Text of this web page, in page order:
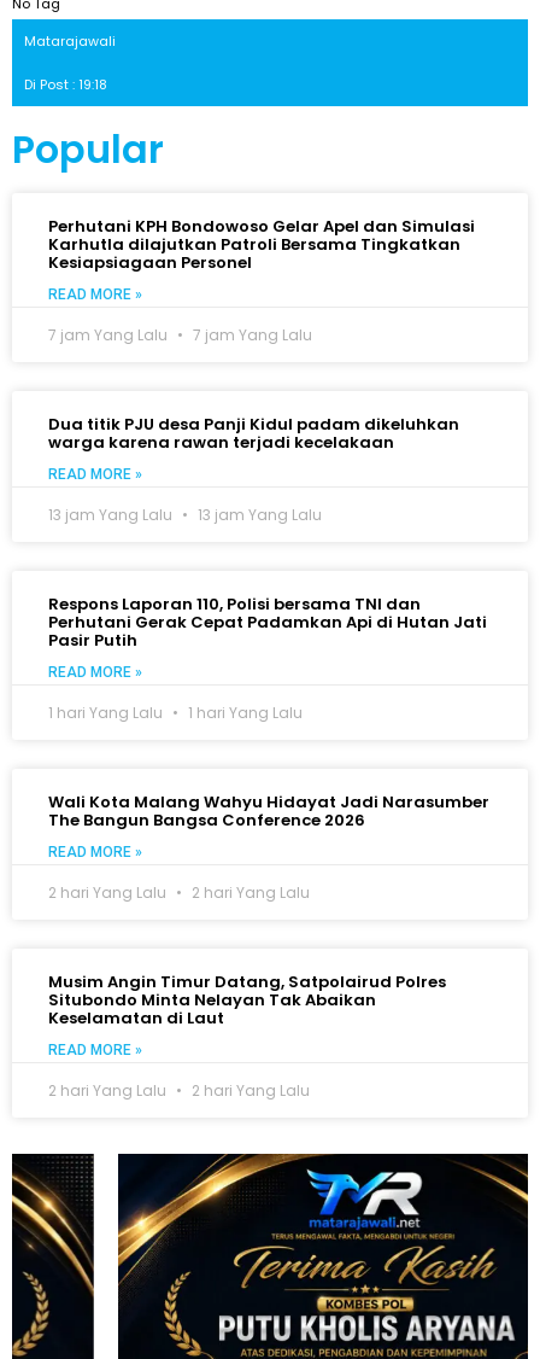
No Tag
Matarajawali
Di Post : 19:18
Popular
Perhutani KPH Bondowoso Gelar Apel dan Simulasi
Karhutla dilajutkan Patroli Bersama Tingkatkan
Kesiapsiagaan Personel
READ MORE »
7 jam Yang Lalu 7 jam Yang Lalu
Dua titik PJU desa Panji Kidul padam dikeluhkan
warga karena rawan terjadi kecelakaan
READ MORE »
13 jam Yang Lalu 13 jam Yang Lalu
Respons Laporan 110, Polisi bersama TNI dan
Perhutani Gerak Cepat Padamkan Api di Hutan Jati
Pasir Putih
READ MORE »
1 hari Yang Lalu 1 hari Yang Lalu
Wali Kota Malang Wahyu Hidayat Jadi Narasumber
The Bangun Bangsa Conference 2026
READ MORE »
2 hari Yang Lalu 2 hari Yang Lalu
Musim Angin Timur Datang, Satpolairud Polres
Situbondo Minta Nelayan Tak Abaikan
Keselamatan di Laut
READ MORE »
2 hari Yang Lalu 2 hari Yang Lalu